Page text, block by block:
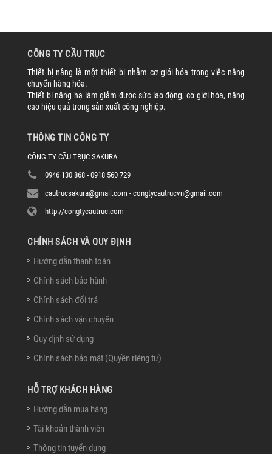
CÔNG TY CẦU TRỤC
Thiết bị nâng là một thiết bị nhằm cơ giới hóa trong việc nâng
chuyển hàng hóa.
Thiết bị nâng hạ làm giảm được sức lao động, cơ giới hóa, nâng
cao hiệu quả trong sản xuất công nghiệp.
THÔNG TIN CÔNG TY
CÔNG TY CẦU TRỤC SAKURA
0946 130 868 - 0918 560 729
cautrucsakura@gmail.com - congtycautrucvn@gmail.com
http://congtycautruc.com
CHÍNH SÁCH VÀ QUY ĐỊNH
Hướng dẫn thanh toán
Chính sách bảo hành
Chính sách đổi trả
Chính sách vận chuyển
Quy định sử dụng
Chính sách bảo mật (Quyền riêng tư)
HỖ TRỢ KHÁCH HÀNG
Hướng dẫn mua hàng
Tài khoản thành viên
Thông tin tuyển dụng